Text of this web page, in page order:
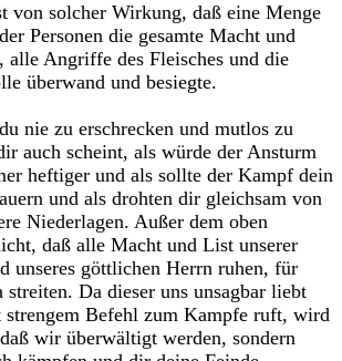
von solcher Wirkung, daß eine Menge
Personen die gesamte Macht und
alle Angriffe des Fleisches und die
überwand und besiegte.
nie zu erschrecken und mutlos zu
auch scheint, als würde der Ansturm
heftiger und als sollte der Kampf dein
und als drohten dir gleichsam von
Niederlagen. Außer dem oben
daß alle Macht und List unserer
unseres göttlichen Herrn ruhen, für
streiten. Da dieser uns unsagbar liebt
strengem Befehl zum Kampfe ruft, wird
wir überwältigt werden, sondern